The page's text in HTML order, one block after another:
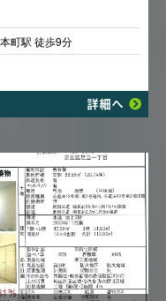
町駅 徒歩9分
詳細へ